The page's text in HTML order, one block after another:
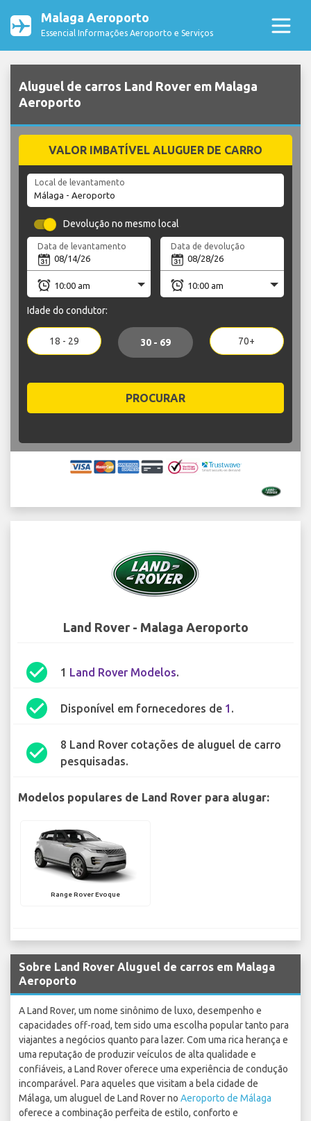
Malaga Aeroporto
Essencial Informações Aeroporto e Serviços
Aluguel de carros Land Rover em Malaga
Aeroporto
VALOR IMBATÍVEL ALUGUER DE CARRO
Local de levantamento
Devolução no mesmo local
Data de levantamento Data de devolução
Idade do condutor:
18 - 29 30 - 69 70+
PROCURAR
Land Rover - Malaga Aeroporto
check_circle 1 Land Rover Modelos.
check_circle Disponível em fornecedores de 1 .
check_circle
8 Land Rover cotações de aluguel de carro
pesquisadas.
Modelos populares de Land Rover para alugar:
Range Rover Evoque
Sobre Land Rover Aluguel de carros em Malaga
Aeroporto
A Land Rover, um nome sinônimo de luxo, desempenho e
capacidades off-road, tem sido uma escolha popular tanto para
viajantes a negócios quanto para lazer. Com uma rica herança e
uma reputação de produzir veículos de alta qualidade e
confiáveis, a Land Rover oferece uma experiência de condução
incomparável. Para aqueles que visitam a bela cidade de
Málaga, um aluguel de Land Rover no Aeroporto de Málaga
oferece a combinação perfeita de estilo, conforto e